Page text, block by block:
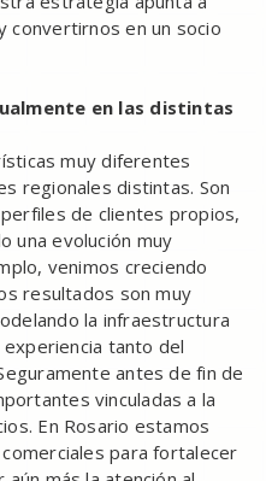
convertirnos en un socio
en las distintas
muy diferentes
regionales distintas. Son
de clientes propios,
una evolución muy
venimos creciendo
resultados son muy
la infraestructura
tanto del
antes de fin de
vinculadas a la
En Rosario estamos
para fortalecer